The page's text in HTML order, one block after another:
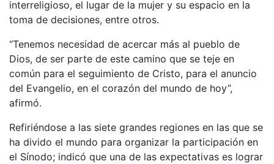
interreligioso, el lugar de la mujer y su espacio en la
toma de decisiones, entre otros.
“Tenemos necesidad de acercar más al pueblo de
Dios, de ser parte de este camino que se teje en
común para el seguimiento de Cristo, para el anuncio
del Evangelio, en el corazón del mundo de hoy”,
afirmó.
Refiriéndose a las siete grandes regiones en las que se
ha divido el mundo para organizar la participación en
el Sínodo; indicó que una de las expectativas es lograr